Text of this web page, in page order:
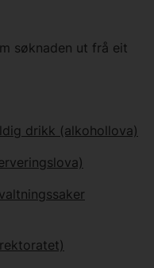
søknaden ut frå eit
drikk (alkohollova)